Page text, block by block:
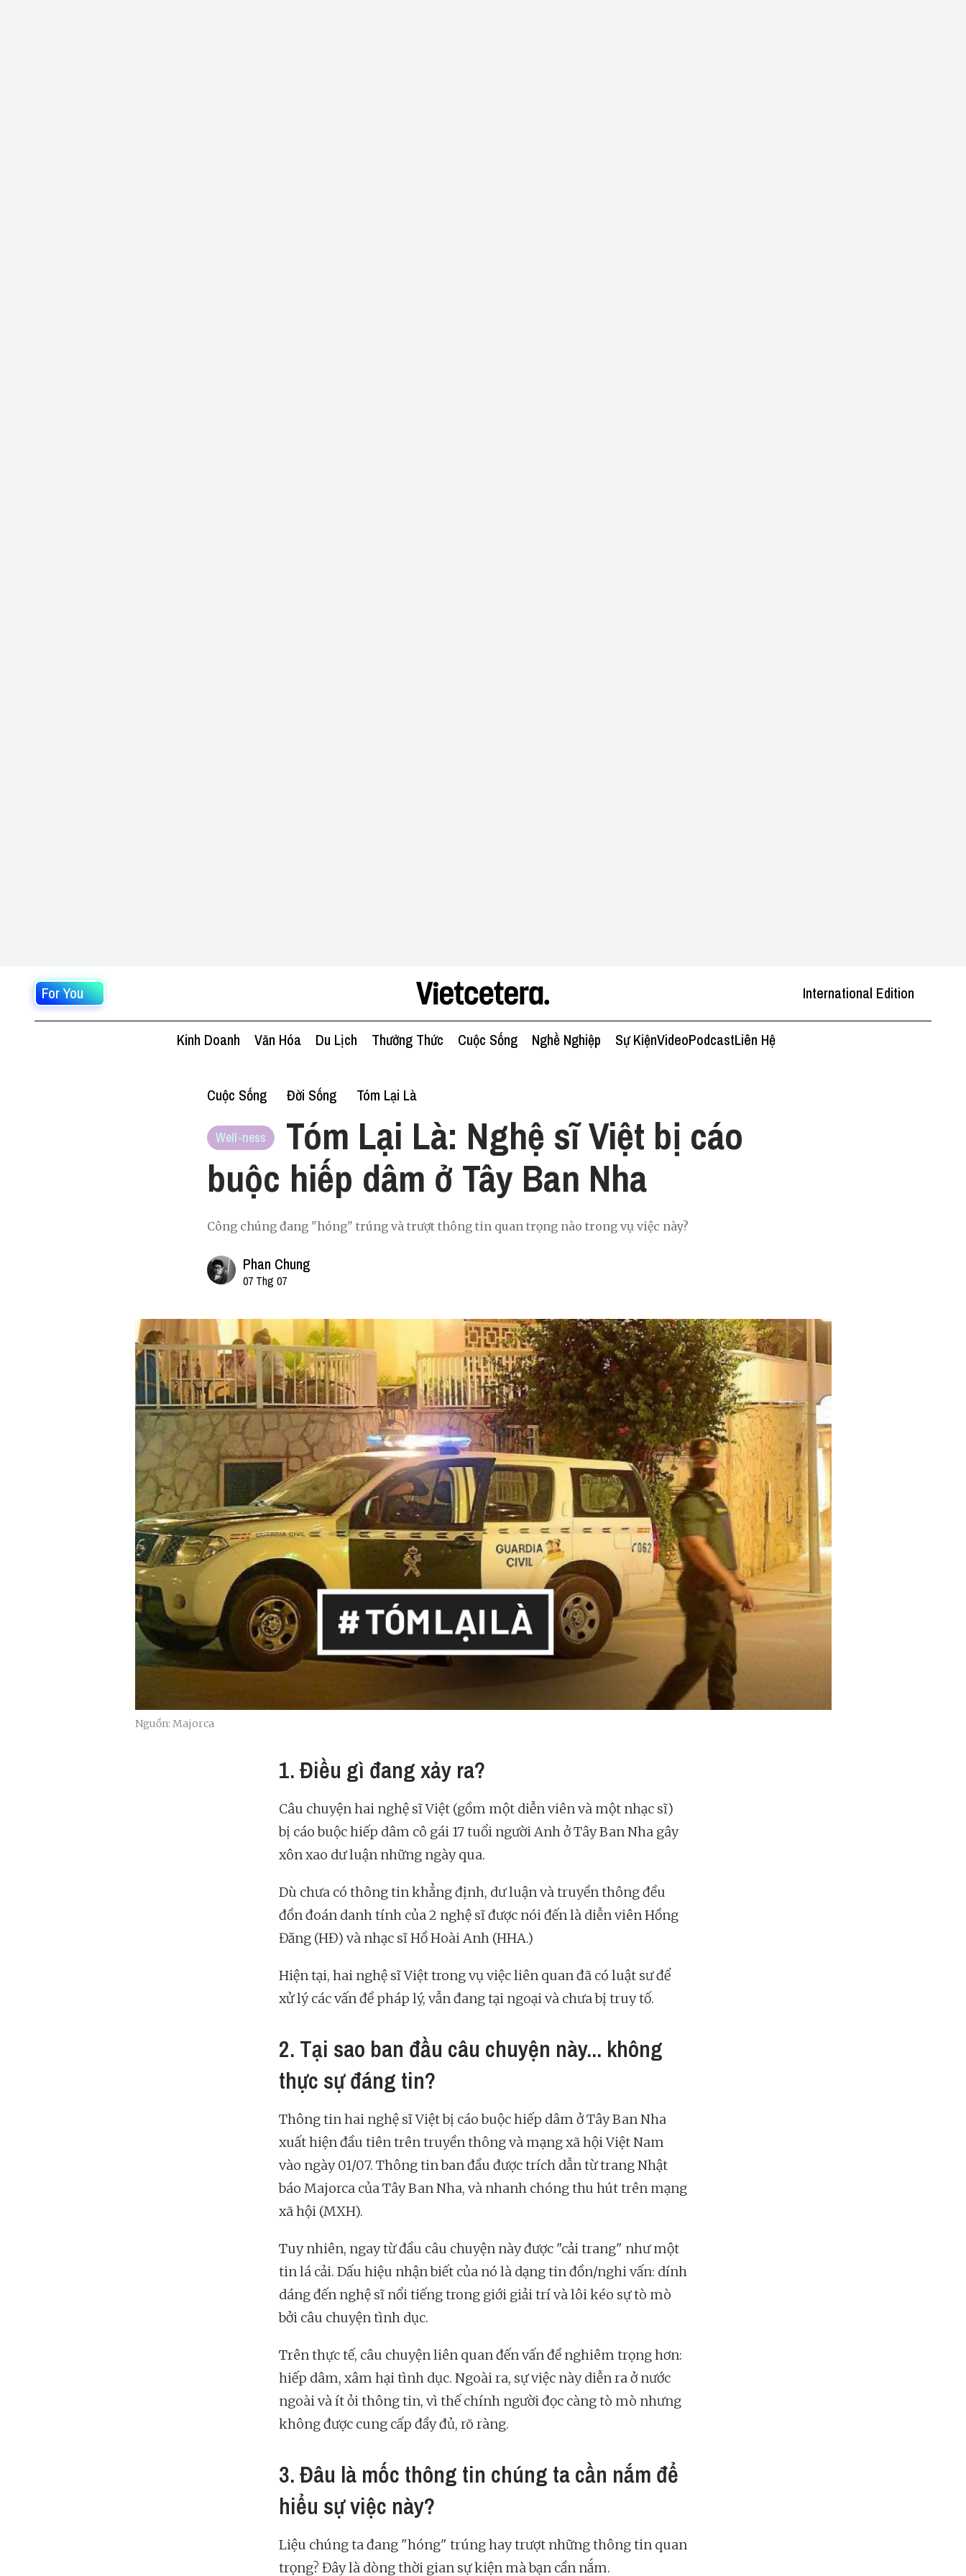
For You International Edition
Kinh Doanh Văn Hóa Du Lịch Thưởng Thức Cuộc Sống Nghề Nghiệp Sự KiệnVideoPodcastLiên Hệ
Cuộc Sống Đời Sống Tóm Lại Là
Well-ness
Tóm Lại Là: Nghệ sĩ Việt bị cáo
buộc hiếp dâm ở Tây Ban Nha
Công chúng đang "hóng" trúng và trượt thông tin quan trọng nào trong vụ việc này?
Phan Chung
07 Thg 07
Nguồn: Majorca
1. Điều gì đang xảy ra?
Câu chuyện hai nghệ sĩ Việt (gồm một diễn viên và một nhạc sĩ)
bị cáo buộc hiếp dâm cô gái 17 tuổi người Anh ở Tây Ban Nha gây
xôn xao dư luận những ngày qua.
Dù chưa có thông tin khẳng định, dư luận và truyền thông đều
đồn đoán danh tính của 2 nghệ sĩ được nói đến là diễn viên Hồng
Đăng (HĐ) và nhạc sĩ Hồ Hoài Anh (HHA.)
Hiện tại, hai nghệ sĩ Việt trong vụ việc liên quan đã có luật sư để
xử lý các vấn đề pháp lý, vẫn đang tại ngoại và chưa bị truy tố.
2. Tại sao ban đầu câu chuyện này... không
thực sự đáng tin?
Thông tin hai nghệ sĩ Việt bị cáo buộc hiếp dâm ở Tây Ban Nha
xuất hiện đầu tiên trên truyền thông và mạng xã hội Việt Nam
vào ngày 01/07. Thông tin ban đầu được trích dẫn từ trang Nhật
báo Majorca của Tây Ban Nha, và nhanh chóng thu hút trên mạng
xã hội (MXH).
Tuy nhiên, ngay từ đầu câu chuyện này được "cải trang" như một
tin lá cải. Dấu hiệu nhận biết của nó là dạng tin đồn/nghi vấn: dính
dáng đến nghệ sĩ nổi tiếng trong giới giải trí và lôi kéo sự tò mò
bởi câu chuyện tình dục.
Trên thực tế, câu chuyện liên quan đến vấn đề nghiêm trọng hơn:
hiếp dâm, xâm hại tình dục. Ngoài ra, sự việc này diễn ra ở nước
ngoài và ít ỏi thông tin, vì thế chính người đọc càng tò mò nhưng
không được cung cấp đầy đủ, rõ ràng.
3. Đâu là mốc thông tin chúng ta cần nắm để
hiểu sự việc này?
Liệu chúng ta đang "hóng" trúng hay trượt những thông tin quan
trọng? Đây là dòng thời gian sự kiện mà bạn cần nắm.